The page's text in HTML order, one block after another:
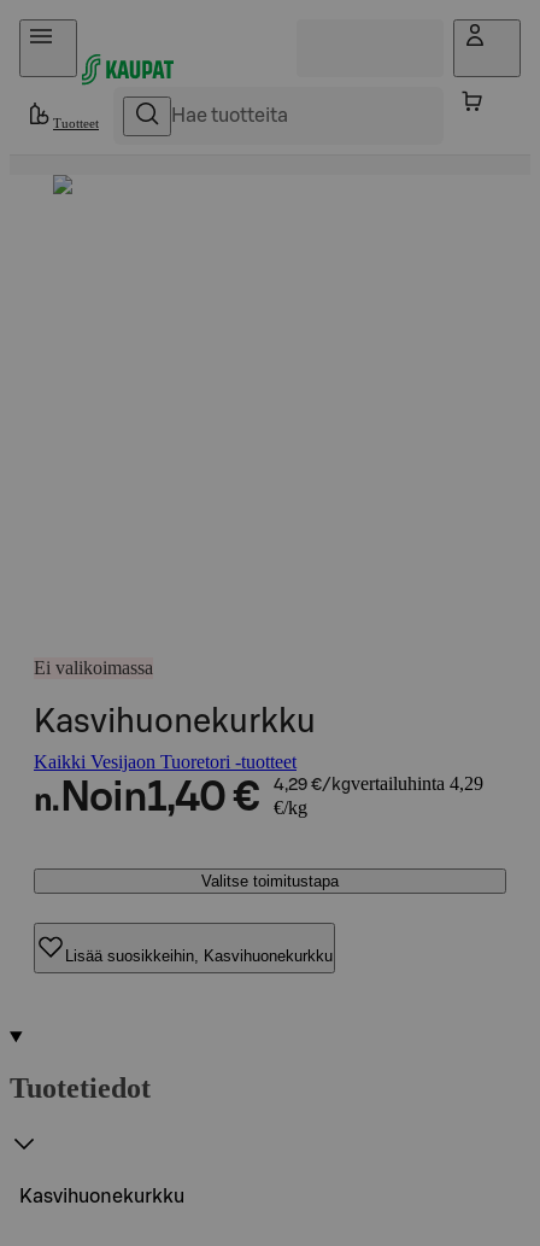
Hyppää sisältöön
Tuotteet
Ei valikoimassa
Kasvihuonekurkku
Kaikki Vesijaon Tuoretori -tuotteet
n. Noin1,40 € 4,29 €/kgvertailuhinta 4,29
€/kg
Valitse toimitustapa
Lisää suosikkeihin, Kasvihuonekurkku
Tuotetiedot
Kasvihuonekurkku